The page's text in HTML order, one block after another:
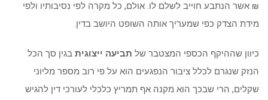
₪ אשר הנתבע חוייב לשלם לו. אולם, כל מקרה לפי נסיבותיו ולפי
מידת הצדק כפי שמעריך אותה השופט היושב בדין.
כיוון שההיקף הכספי המצטבר של תביעה ייצוגית בגין סך הכל
הנזק שנגרם לכלל ציבור הנפגעים הוא על פי רוב מספר מליוני
שקלים, הרי שבכך הוא מקנה אף תמריץ כלכלי לעורכי דין להגיש